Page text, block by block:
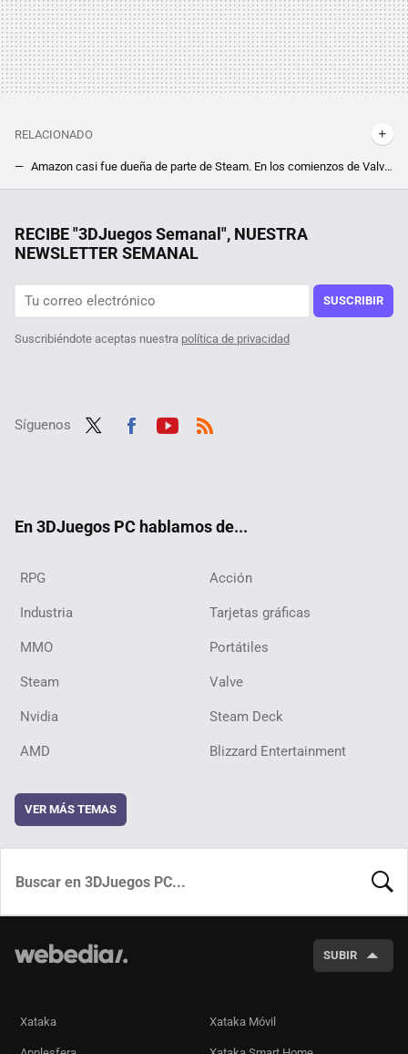
RELACIONADO
Amazon casi fue dueña de parte de Steam. En los comienzos de Valve, su co-fundadora olvidada tuvo un plan muy diferente al actual
Tras encontrar éxito en Steam un desarrollador ha querido sacar su juego para consolas. El problema es que alguien ya se lo había copiado
RECIBE "3DJuegos Semanal", NUESTRA
NEWSLETTER SEMANAL
SUSCRIBIR
Suscribiéndote aceptas nuestra política de privacidad
Síguenos
En 3DJuegos PC hablamos de...
RPG Acción
Industria Tarjetas gráficas
MMO Portátiles
Steam Valve
Nvidia Steam Deck
AMD Blizzard Entertainment
VER MÁS TEMAS
SUBIR
Xataka Xataka Móvil